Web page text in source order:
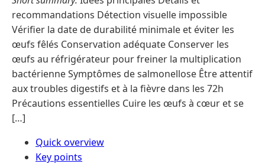
recommandations Détection visuelle impossible
Vérifier la date de durabilité minimale et éviter les
œufs fêlés Conservation adéquate Conserver les
œufs au réfrigérateur pour freiner la multiplication
bactérienne Symptômes de salmonellose Être attentif
aux troubles digestifs et à la fièvre dans les 72h
Précautions essentielles Cuire les œufs à cœur et se
[…]
Quick overview
Key points